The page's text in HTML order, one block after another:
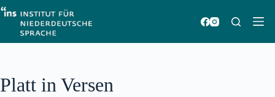
Zum
Inhalt
springen
Platt in Versen